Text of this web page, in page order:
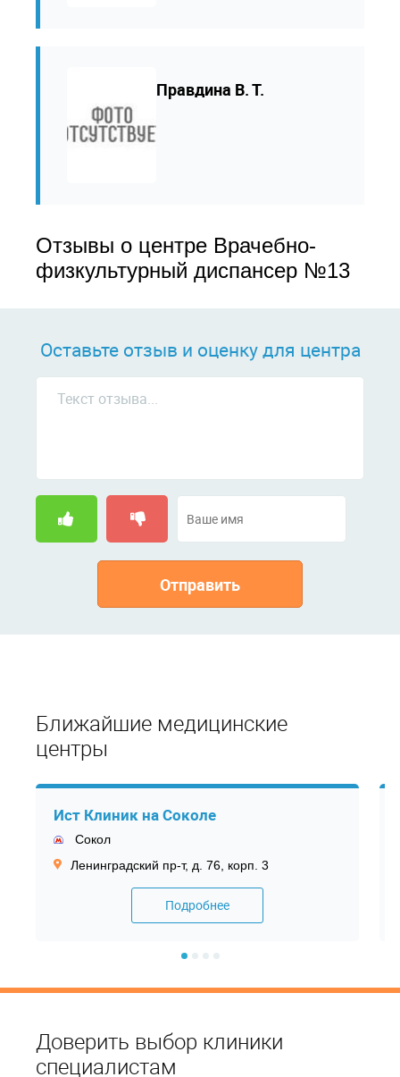
Правдина В. Т.
Отзывы о центре Врачебно-
физкультурный диспансер №13
Оставьте отзыв и оценку для центра
Отправить
Ближайшие медицинские
центры
Ист Клиник на Соколе
Сокол
Ленинградский пр-т, д. 76, корп. 3
Подробнее
Доверить выбор клиники
специалистам